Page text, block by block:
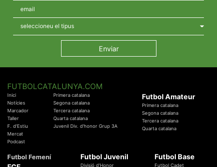
FUTBOLCATALUNYA.COM
Inici
Notícies
Marcador
Taller
F. d'Estiu
Mercat
Podcast
Primera catalana
Segona catalana
Tercera catalana
Quarta catalana
Juvenil Div. d'honor Grup 3A
Futbol Amateur
Primera catalana
Segona catalana
Tercera catalana
Quarta catalana
Futbol Femení Futbol Juvenil
Divisió d'Honor
Futbol Base
Futbol Cadet